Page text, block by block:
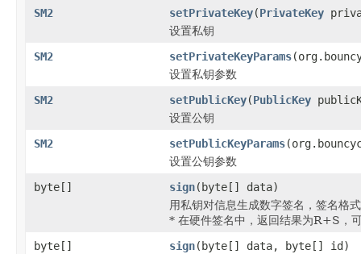
SM2 setPrivateKey(PrivateKey
设置私钥
SM2
setPrivateKeyParams
设置私钥参数
SM2
setPublicKey(PublicKey
设置公钥
SM2
setPublicKeyParams
设置公钥参数
byte[]
sign(byte[] data)
用私钥对信息生成数字签名，签名格
* 在硬件签名中，返回结果为R+S，
byte[]
sign(byte[] data, byte[] id)